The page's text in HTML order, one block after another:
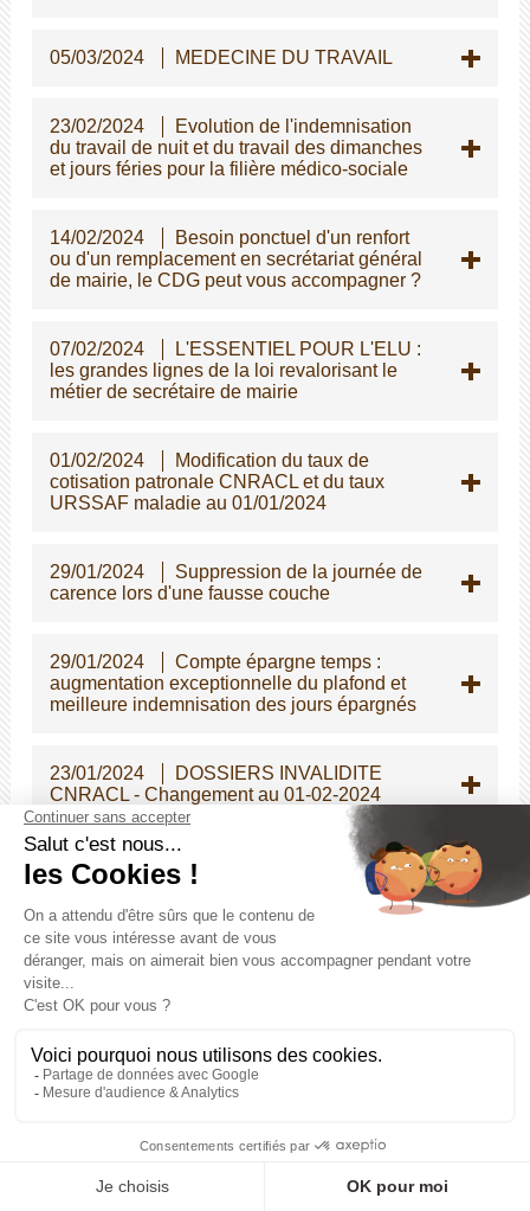
05/03/2024 MEDECINE DU TRAVAIL
23/02/2024
Evolution de l'indemnisation
du travail de nuit et du travail des dimanches
et jours féries pour la filière médico-sociale
14/02/2024
Besoin ponctuel d'un renfort
ou d'un remplacement en secrétariat général
de mairie, le CDG peut vous accompagner ?
07/02/2024
L'ESSENTIEL POUR L'ELU :
les grandes lignes de la loi revalorisant le
métier de secrétaire de mairie
01/02/2024
Modification du taux de
cotisation patronale CNRACL et du taux
URSSAF maladie au 01/01/2024
29/01/2024
Suppression de la journée de
carence lors d'une fausse couche
29/01/2024
Compte épargne temps :
augmentation exceptionnelle du plafond et
meilleure indemnisation des jours épargnés
23/01/2024
DOSSIERS INVALIDITE
CNRACL - Changement au 01-02-2024
19/01/2024
La promotion interne au titre
de l'année 2024
15/01/2024
Violences contre les élus :
ouverture d'un « guichet psychologique »
15/01/2024
Modification des dispositions
statutaires relatives à la promotion interne
dans la fonction publique territoriale
15/01/2024
Revalorisation du métier de
Secrétaire de mairie